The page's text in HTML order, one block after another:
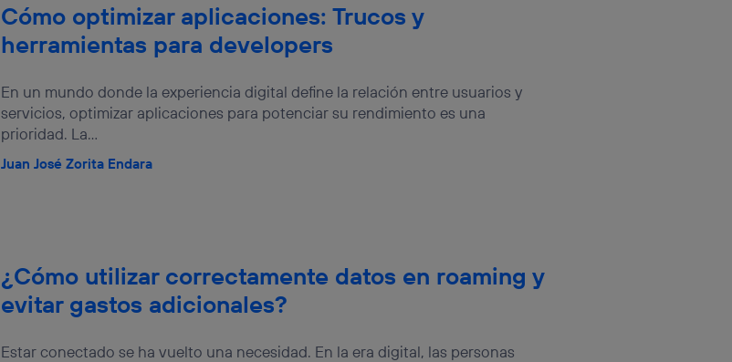
Cómo optimizar aplicaciones: Trucos y
herramientas para developers
En un mundo donde la experiencia digital define la relación entre usuarios y
servicios, optimizar aplicaciones para potenciar su rendimiento es una
prioridad. La...
Juan José Zorita Endara
¿Cómo utilizar correctamente datos en roaming y
evitar gastos adicionales?
Estar conectado se ha vuelto una necesidad. En la era digital, las personas